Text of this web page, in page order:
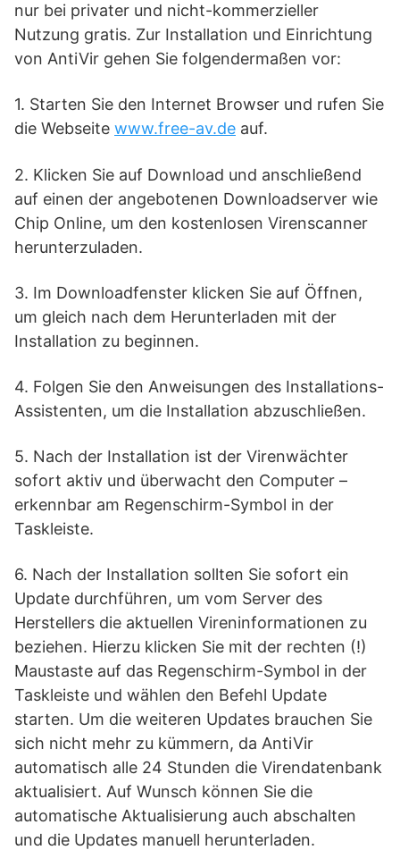
nur bei privater und nicht-kommerzieller
Nutzung gratis. Zur Installation und Einrichtung
von AntiVir gehen Sie folgendermaßen vor:
1. Starten Sie den Internet Browser und rufen Sie
die Webseite www.free-av.de auf.
2. Klicken Sie auf Download und anschließend
auf einen der angebotenen Downloadserver wie
Chip Online, um den kostenlosen Virenscanner
herunterzuladen.
3. Im Downloadfenster klicken Sie auf Öffnen,
um gleich nach dem Herunterladen mit der
Installation zu beginnen.
4. Folgen Sie den Anweisungen des Installations-
Assistenten, um die Installation abzuschließen.
5. Nach der Installation ist der Virenwächter
sofort aktiv und überwacht den Computer –
erkennbar am Regenschirm-Symbol in der
Taskleiste.
6. Nach der Installation sollten Sie sofort ein
Update durchführen, um vom Server des
Herstellers die aktuellen Vireninformationen zu
beziehen. Hierzu klicken Sie mit der rechten (!)
Maustaste auf das Regenschirm-Symbol in der
Taskleiste und wählen den Befehl Update
starten. Um die weiteren Updates brauchen Sie
sich nicht mehr zu kümmern, da AntiVir
automatisch alle 24 Stunden die Virendatenbank
aktualisiert. Auf Wunsch können Sie die
automatische Aktualisierung auch abschalten
und die Updates manuell herunterladen.